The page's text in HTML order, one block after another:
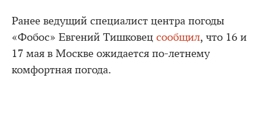
Ранее ведущий специалист центра погоды
«Фобос» Евгений Тишковец сообщил, что 16 и
17 мая в Москве ожидается по-летнему
комфортная погода.